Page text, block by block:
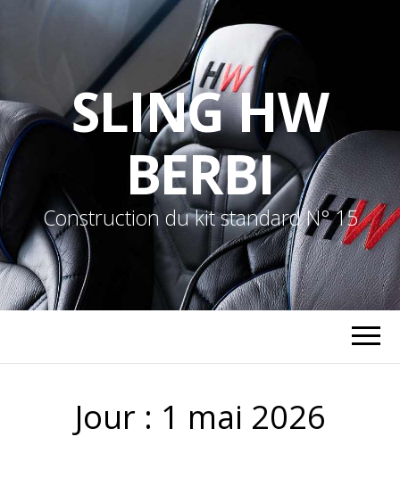
SLING HW
BERBI
Construction du kit standard N° 15
Jour : 1 mai 2026